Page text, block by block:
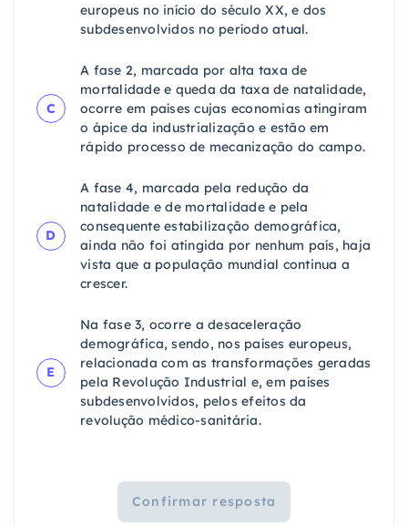
europeus no início do século XX, e dos
subdesenvolvidos no período atual.
C
A fase 2, marcada por alta taxa de
mortalidade e queda da taxa de natalidade,
ocorre em países cujas economias atingiram
o ápice da industrialização e estão em
rápido processo de mecanização do campo.
D
A fase 4, marcada pela redução da
natalidade e de mortalidade e pela
consequente estabilização demográfica,
ainda não foi atingida por nenhum país, haja
vista que a população mundial continua a
crescer.
E
Na fase 3, ocorre a desaceleração
demográfica, sendo, nos países europeus,
relacionada com as transformações geradas
pela Revolução Industrial e, em países
subdesenvolvidos, pelos efeitos da
revolução médico-sanitária.
Confirmar resposta